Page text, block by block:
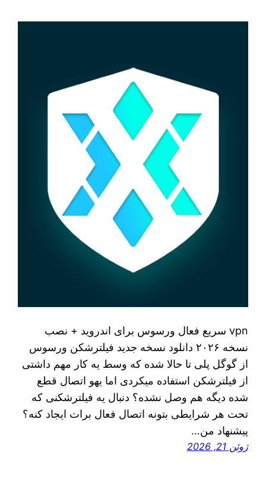
vpn سریع فعال ورسوس برای اندروید + نصب
نسخه ۲۰۲۶ دانلود نسخه جدید فیلترشکن ورسوس
از گوگل پلی تا حالا شده که وسط یه کار مهم داشتی
از فیلترشکن استفاده میکردی اما یهو اتصال قطع
شده دیگه هم وصل نشده؟ دنبال یه فیلترشکنی که
تحت هر شرایطی بتونه اتصال فعال برات ایجاد کنه؟
پیشنهاد من…
ژوئن 21, 2026